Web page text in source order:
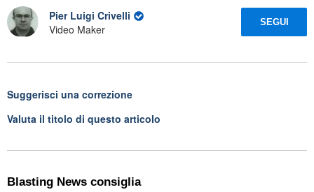
Pier Luigi Crivelli
Video Maker
SEGUI
Suggerisci una correzione
Valuta il titolo di questo articolo
Blasting News consiglia